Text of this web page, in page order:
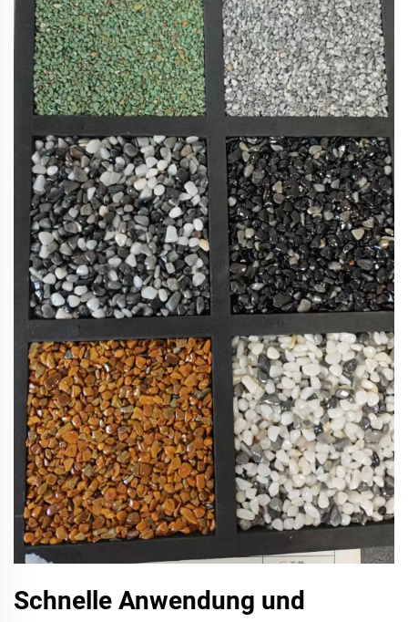
Schnelle Anwendung und